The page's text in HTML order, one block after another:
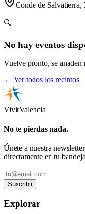
Conde de Salvatierra,
🔍
No hay eventos
Vuelve pronto, se añaden
← Ver todos los recintos
VivirValencia
No te pierdas nada.
Únete a nuestra
directamente en tu
Suscribir
Explorar